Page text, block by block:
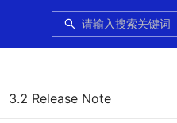
3.2 Release Note